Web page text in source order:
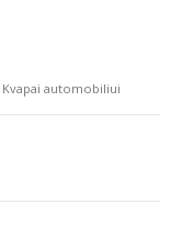
Kvapai automobiliui